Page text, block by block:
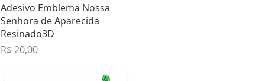
Visualização rápida
Adesivo Emblema Nossa
Senhora de Aparecida
Resinado3D
Preço
R$ 20,00